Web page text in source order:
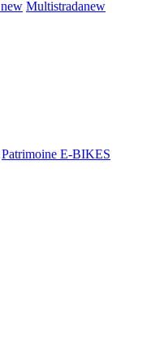
new Multistradanew
Patrimoine E-BIKES